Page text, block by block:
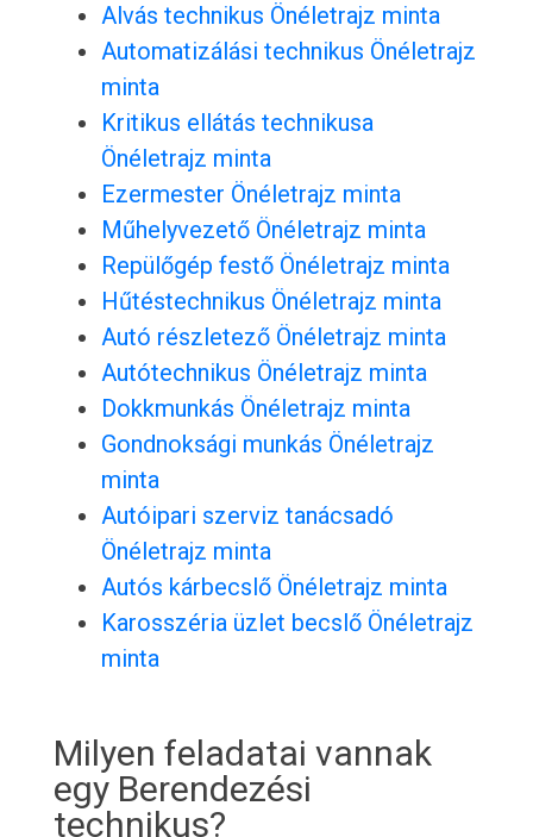
Alvás technikus Önéletrajz minta
Automatizálási technikus Önéletrajz
minta
Kritikus ellátás technikusa
Önéletrajz minta
Ezermester Önéletrajz minta
Műhelyvezető Önéletrajz minta
Repülőgép festő Önéletrajz minta
Hűtéstechnikus Önéletrajz minta
Autó részletező Önéletrajz minta
Autótechnikus Önéletrajz minta
Dokkmunkás Önéletrajz minta
Gondnoksági munkás Önéletrajz
minta
Autóipari szerviz tanácsadó
Önéletrajz minta
Autós kárbecslő Önéletrajz minta
Karosszéria üzlet becslő Önéletrajz
minta
Milyen feladatai vannak
egy Berendezési
technikus?